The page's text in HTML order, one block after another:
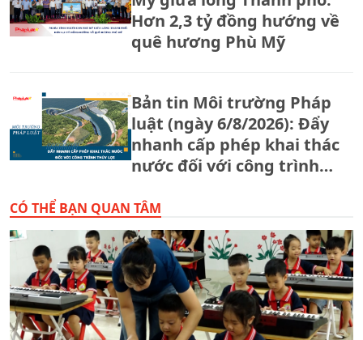
Hơn 2,3 tỷ đồng hướng về
quê hương Phù Mỹ
Bản tin Môi trường Pháp
luật (ngày 6/8/2026): Đẩy
nhanh cấp phép khai thác
nước đối với công trình
CÓ THỂ BẠN QUAN TÂM